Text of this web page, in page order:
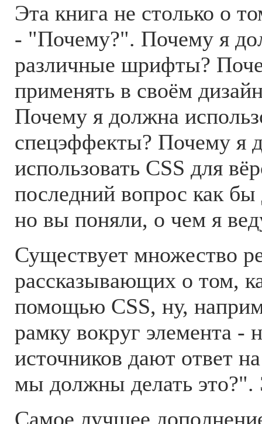
Эта книга не столько о
- "Почему?". Почему я
различные шрифты?
применять в своём
Почему я должна
спецэффекты? Почему я
использовать CSS для
последний вопрос как
но вы поняли, о чем я
Существует множество
рассказывающих о том,
помощью CSS, ну,
рамку вокруг элемента -
источников дают ответ
мы должны делать это?".
Самое лучшее